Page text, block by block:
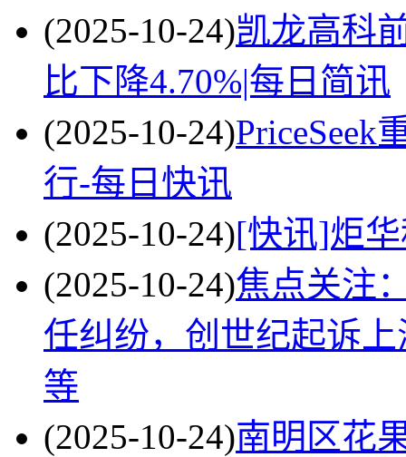
(2025-10-24)凯龙高科
比下降4.70%|每日简讯
(2025-10-24)PriceSeek
行-每日快讯
(2025-10-24)[快讯]炬
(2025-10-24)焦点关注
任纠纷，创世纪起诉
等
(2025-10-24)南明区花